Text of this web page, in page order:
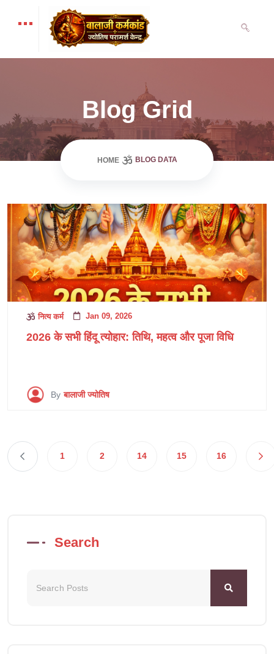
Blog Grid
HOME BLOG DATA
नित्य कर्म Jan 09, 2026
2026 के सभी हिंदू त्योहार: तिथि, महत्व और पूजा विधि
By बालाजी ज्योतिष
1 2 14 15 16
Search